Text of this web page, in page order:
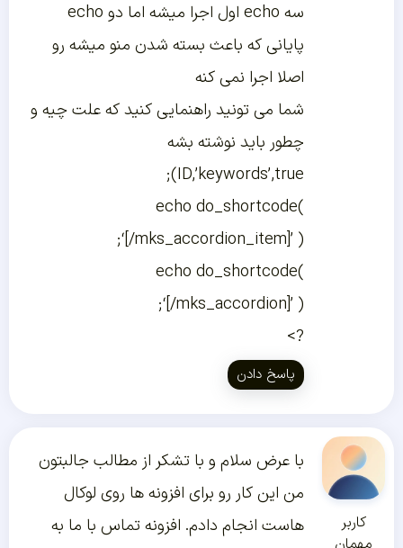
سه echo اول اجرا میشه اما دو echo
پایانی که باعث بسته شدن منو میشه رو
اصلا اجرا نمی کنه
شما می تونید راهنمایی کنید که علت چیه و
چطور باید نوشته بشه
ID,’keywords’,true);
echo do_shortcode(
‘[/mks_accordion_item]’ );
echo do_shortcode(
‘[/mks_accordion]’ );
?>
پاسخ دادن
کاربر
با عرض سلام و با تشکر از مطالب جالبتون
من این کار رو برای افزونه ها روی لوکال
هاست انجام دادم. افزونه تماس با ما به